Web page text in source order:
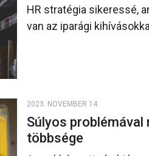
HR stratégia sikeressé,
van az iparági
2023. NOVEMBER 14.
Súlyos problémával
többsége